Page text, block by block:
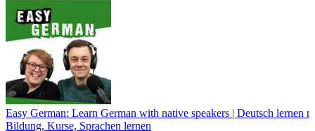
Easy German: Learn German with native speakers | Deutsch lernen
Bildung, Kurse, Sprachen lernen